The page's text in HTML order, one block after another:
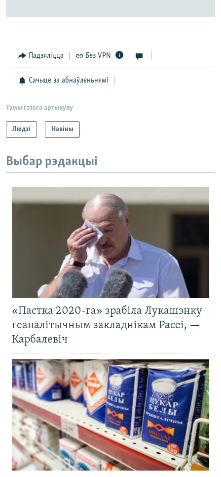
Падзяліцца Без VPN
Сачыце за абнаўленьнямі
Тэмы гэтага артыкулу
Людзі Навіны
Выбар рэдакцыі
«Пастка 2020-га» зрабіла Лукашэнку
геапалітычным закладнікам Расеі, —
Карбалевіч